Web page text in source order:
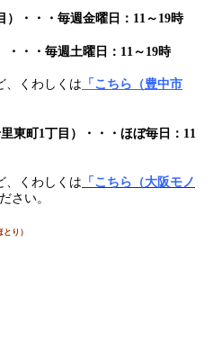
）・・・毎週金曜日：11～19時
・・・毎週土曜日：11～19時
くわしくは 「こちら（豊中市
東町1丁目）・・・ほぼ毎日：11
くわしくは 「こちら（大阪モノ
さい。
り）